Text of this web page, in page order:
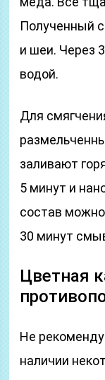
Полученный
и шеи. Через
водой.
Для
заливают
5 минут и
состав
30 минут
Цветная
Не
наличии